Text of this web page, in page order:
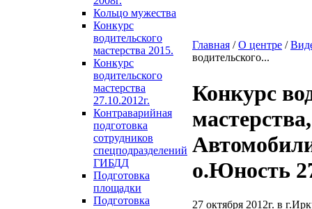
Кольцо мужества
Конкурс
водительского
мастерства 2015.
Конкурс
водительского
мастерства
27.10.2012г.
Контраварийная
подготовка
сотрудников
спецподразделений
ГИБДД
Подготовка
площадки
Подготовка
Главная /О центре /
водительского...
Конкурс
о.Юность
27 октября 2012г. в